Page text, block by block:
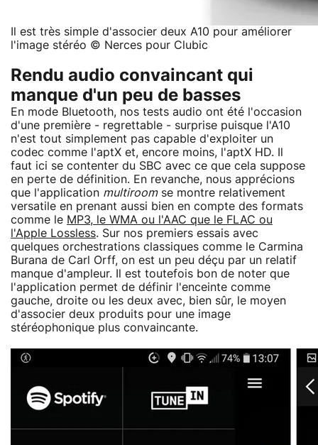
Il est très simple d'associer deux A10 pour améliorer
l'image stéréo © Nerces pour Clubic
Rendu audio convaincant qui
manque d'un peu de basses
En mode Bluetooth, nos tests audio ont été l'occasion
d'une première - regrettable - surprise puisque l'A10
n'est tout simplement pas capable d'exploiter un
codec comme l'aptX et, encore moins, l'aptX HD. Il
faut ici se contenter du SBC avec ce que cela suppose
en perte de définition. En revanche, nous apprécions
que l'application multiroomse montre relativement
versatile en prenant aussi bien en compte des formats
comme le MP3, le WMA ou l'AAC que le FLAC ou
l'Apple Lossless. Sur nos premiers essais avec
quelques orchestrations classiques comme le Carmina
Burana de Carl Orff, on est un peu déçu par un relatif
manque d'ampleur. Il est toutefois bon de noter que
l'application permet de définir l'enceinte comme
gauche, droite ou les deux avec, bien sûr, le moyen
d'associer deux produits pour une image
stéréophonique plus convaincante.